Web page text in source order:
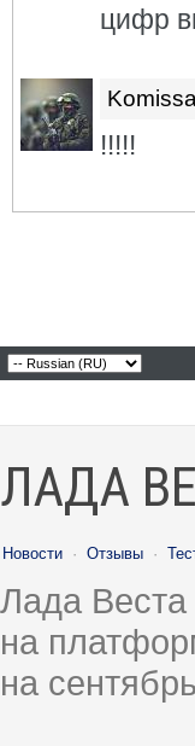
цифр
!!!!!
ЛАДА
Новости · Отзывы ·
Лада
на
на